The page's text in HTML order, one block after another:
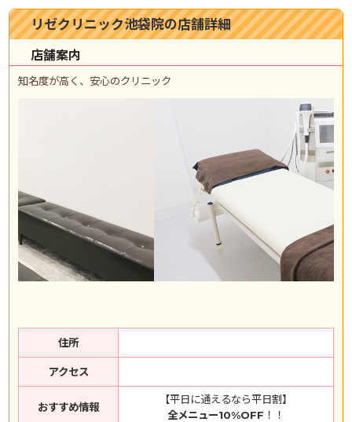
リゼクリニック池袋院の店舗詳細
店舗案内
知名度が高く、安心のクリニック
住所
アクセス
おすすめ情報
【平日に通えるなら平日割】
全メニュー10%OFF ！！